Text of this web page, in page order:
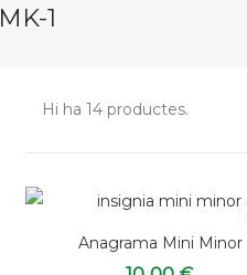
MK-1
Hi ha 14 productes.
Anagrama Mini Minor